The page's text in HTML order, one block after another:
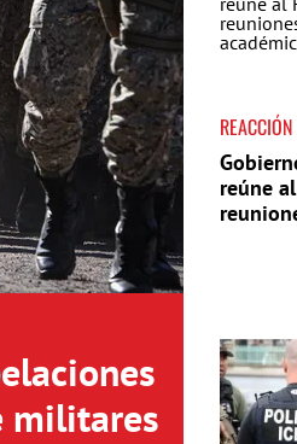
militares
REACCIÓN
reúne